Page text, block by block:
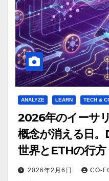
ANALYZE LEARN TECH &
2026年のイーサ
概念が消える日
世界とETHの行方
2026年2月6日 CO-